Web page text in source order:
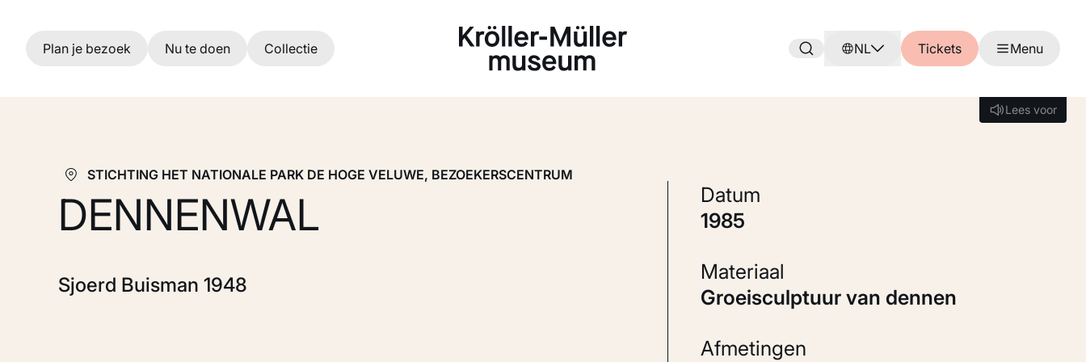
Ga naar hoofdinhoud
Plan je bezoek Nu te doen Collectie NL Tickets Menu
Lees voor
Lees voor
STICHTING HET NATIONALE PARK DE HOGE VELUWE, BEZOEKERSCENTRUM
DENNENWAL
Sjoerd Buisman 1948
Datum
1985
Materiaal
Groeisculptuur van dennen
Afmetingen